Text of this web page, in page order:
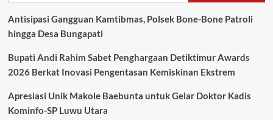
Antisipasi Gangguan Kamtibmas, Polsek Bone-Bone Patroli
hingga Desa Bungapati
Bupati Andi Rahim Sabet Penghargaan Detiktimur Awards
2026 Berkat Inovasi Pengentasan Kemiskinan Ekstrem
Apresiasi Unik Makole Baebunta untuk Gelar Doktor Kadis
Kominfo-SP Luwu Utara